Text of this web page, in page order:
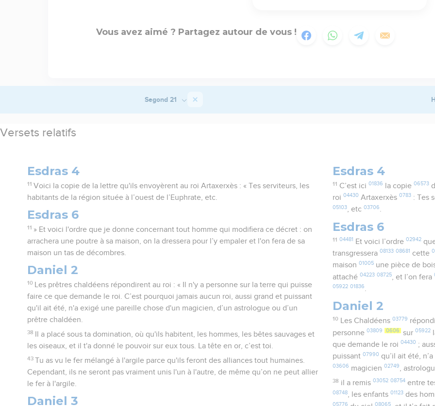
Vous avez aimé ? Partagez autour de vous !
Segond 21
Versets relatifs
Esdras 4
11 Voici la copie de la lettre qu'ils envoyèrent au roi Artaxerxès : « Tes serviteurs, les
habitants de la région située à l’ouest de l’Euphrate, etc.
Esdras 6
11 » Et voici l'ordre que je donne concernant tout homme qui modifiera ce décret : on
arrachera une poutre à sa maison, on la dressera pour l’y empaler et l'on fera de sa
maison un tas de décombres.
Daniel 2
10
Les prêtres chaldéens répondirent au roi : « Il n'y a personne sur la terre qui puisse
faire ce que demande le roi. C’est pourquoi jamais aucun roi, aussi grand et puissant
qu'il ait été, n'a exigé une pareille chose d'un magicien, d’un astrologue ou d’un
prêtre chaldéen.
38
Il a placé sous ta domination, où qu'ils habitent, les hommes, les bêtes sauvages et
les oiseaux, et il t'a donné le pouvoir sur eux tous. La tête en or, c’est toi.
43 Tu as vu le fer mélangé à l'argile parce qu'ils feront des alliances tout humaines.
Cependant, ils ne seront pas vraiment unis l'un à l'autre, de même qu’on ne peut allier
le fer à l'argile.
Daniel 3
Esdras 4
11 C’est ici 01836 la copie 06573
roi04430 Artaxerxès0783 : Tes
05103, etc03706.
Esdras 6
11 04481 Et voici l’ordre 02942
transgressera08133 08681 cette
maison01005 une pièce de
attaché04223 08725 , et l’on fera
05922 01836.
Daniel 2
10 Les Chaldéens 03779
personne03809 0606 sur05922
que demande le roi04430 ;
puissant07990 qu’il ait été,
03606 magicien02749 ,
38 il a remis 03052 08754entre
08748, les enfants01123 des
05776 08065